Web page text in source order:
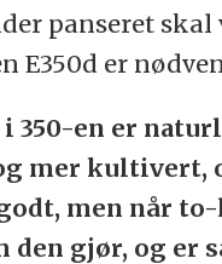
panseret
E350d er
350-en er
mer kultivert,
men når
den gjør, og er